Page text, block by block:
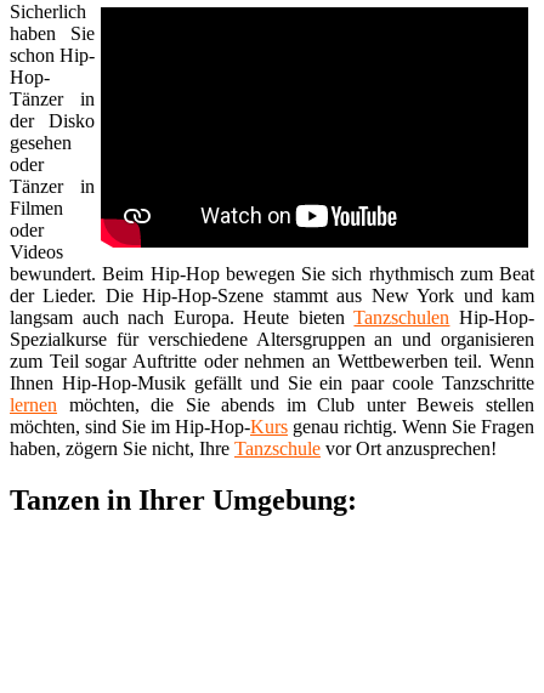
Sicherlich
haben Sie
schon Hip-
Hop-
Tänzer in
der Disko
gesehen
oder
Tänzer in
Filmen
oder
Videos
bewundert. Beim Hip-Hop bewegen Sie sich rhythmisch zum Beat
der Lieder. Die Hip-Hop-Szene stammt aus New York und kam
langsam auch nach Europa. Heute bietenTanzschulen Hip-Hop-
Spezialkurse für verschiedene Altersgruppen an und organisieren
zum Teil sogar Auftritte oder nehmen an Wettbewerben teil. Wenn
Ihnen Hip-Hop-Musik gefällt und Sie ein paar coole Tanzschritte
lernen möchten, die Sie abends im Club unter Beweis stellen
möchten, sind Sie im Hip-Hop-Kurs genau richtig. Wenn Sie Fragen
haben, zögern Sie nicht, Ihre Tanzschule vor Ort anzusprechen!
Tanzen in Ihrer Umgebung: